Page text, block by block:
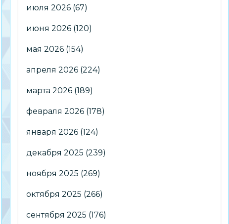
июля 2026 (67)
июня 2026 (120)
мая 2026 (154)
апреля 2026 (224)
марта 2026 (189)
февраля 2026 (178)
января 2026 (124)
декабря 2025 (239)
ноября 2025 (269)
октября 2025 (266)
сентября 2025 (176)